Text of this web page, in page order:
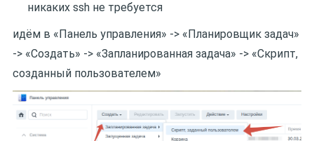
никаких ssh не требуется
идём в «Панель управления» -> «Планировщик задач»
-> «Создать» -> «Запланированная задача» -> «Скрипт,
созданный пользователем»